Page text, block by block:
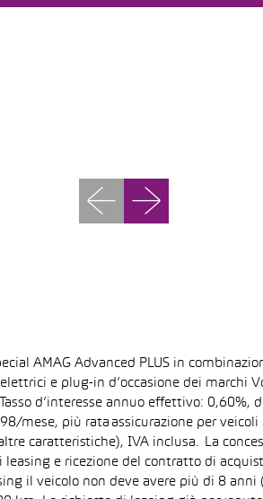
AMAG Advanced PLUS in
e plug-in d’occasione dei marchi
d’interesse annuo effettivo:
mese, più rata assicurazione per
caratteristiche), IVA inclusa. La
e ricezione del contratto di
il veicolo non deve avere più di 8